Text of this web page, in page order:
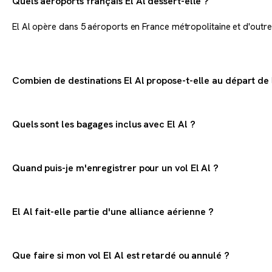
El Al opère dans 5 aéroports en France métropolitaine et
Combien de destinations El Al propose-t-elle au départ de
Quels sont les bagages inclus avec El Al ?
poids total 8 kg
Quand puis-je m'enregistrer pour un vol El Al ?
Fermeture 3 h avant le départ.
El Al fait-elle partie d'une alliance aérienne ?
Que faire si mon vol El Al est retardé ou annulé ?